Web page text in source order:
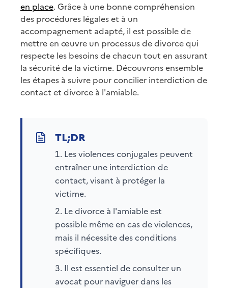
en place. Grâce à une bonne compréhension
des procédures légales et à un
accompagnement adapté, il est possible de
mettre en œuvre un processus de divorce qui
respecte les besoins de chacun tout en assurant
la sécurité de la victime. Découvrons ensemble
les étapes à suivre pour concilier interdiction de
contact et divorce à l'amiable.
Les violences conjugales peuvent
entraîner une interdiction de
contact, visant à protéger la
victime.
Le divorce à l'amiable est
possible même en cas de violences,
mais il nécessite des conditions
spécifiques.
Il est essentiel de consulter un
avocat pour naviguer dans les